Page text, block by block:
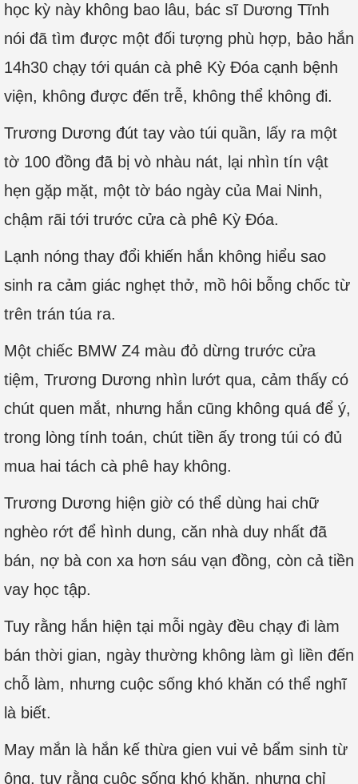
học kỳ này không bao lâu, bác sĩ Dương Tĩnh
nói đã tìm được một đối tượng phù hợp, bảo hắn
14h30 chạy tới quán cà phê Kỳ Đóa cạnh bệnh
viện, không được đến trễ, không thể không đi.
Trương Dương đút tay vào túi quần, lấy ra một
tờ 100 đồng đã bị vò nhàu nát, lại nhìn tín vật
hẹn gặp mặt, một tờ báo ngày của Mai Ninh,
chậm rãi tới trước cửa cà phê Kỳ Đóa.
Lạnh nóng thay đổi khiến hắn không hiểu sao
sinh ra cảm giác nghẹt thở, mồ hôi bỗng chốc từ
trên trán túa ra.
Một chiếc BMW Z4 màu đỏ dừng trước cửa
tiệm, Trương Dương nhìn lướt qua, cảm thấy có
chút quen mắt, nhưng hắn cũng không quá để ý,
trong lòng tính toán, chút tiền ấy trong túi có đủ
mua hai tách cà phê hay không.
Trương Dương hiện giờ có thể dùng hai chữ
nghèo rớt để hình dung, căn nhà duy nhất đã
bán, nợ bà con xa hơn sáu vạn đồng, còn cả tiền
vay học tập.
Tuy rằng hắn hiện tại mỗi ngày đều chạy đi làm
bán thời gian, ngày thường không làm gì liền đến
chỗ làm, nhưng cuộc sống khó khăn có thể nghĩ
là biết.
May mắn là hắn kế thừa gien vui vẻ bẩm sinh từ
ông, tuy rằng cuộc sống khó khăn, nhưng chỉ